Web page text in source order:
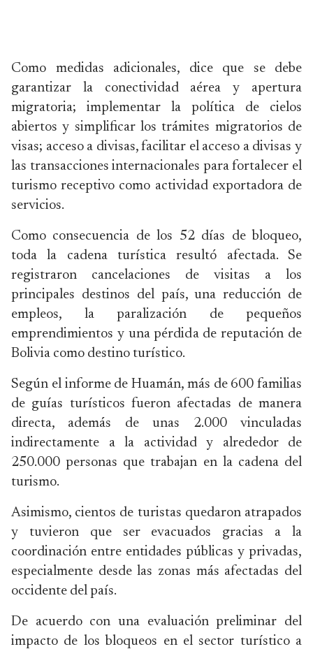
Como medidas adicionales, dice que se debe
garantizar la conectividad aérea y apertura
migratoria; implementar la política de cielos
abiertos y simplificar los trámites migratorios de
visas; acceso a divisas, facilitar el acceso a divisas y
las transacciones internacionales para fortalecer el
turismo receptivo como actividad exportadora de
servicios.
Como consecuencia de los 52 días de bloqueo,
toda la cadena turística resultó afectada. Se
registraron cancelaciones de visitas a los
principales destinos del país, una reducción de
empleos, la paralización de pequeños
emprendimientos y una pérdida de reputación de
Bolivia como destino turístico.
Según el informe de Huamán, más de 600 familias
de guías turísticos fueron afectadas de manera
directa, además de unas 2.000 vinculadas
indirectamente a la actividad y alrededor de
250.000 personas que trabajan en la cadena del
turismo.
Asimismo, cientos de turistas quedaron atrapados
y tuvieron que ser evacuados gracias a la
coordinación entre entidades públicas y privadas,
especialmente desde las zonas más afectadas del
occidente del país.
De acuerdo con una evaluación preliminar del
impacto de los bloqueos en el sector turístico a